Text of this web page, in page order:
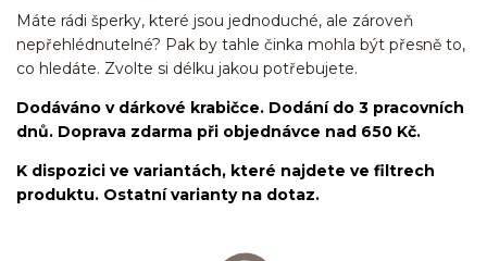
Máte rádi šperky, které jsou jednoduché, ale zároveň
nepřehlédnutelné? Pak by tahle činka mohla být přesně to,
co hledáte. Zvolte si délku jakou potřebujete.
Dodáváno v dárkové krabičce. Dodání do 3 pracovních
dnů. Doprava zdarma při objednávce nad 650 Kč.
K dispozici ve variantách, které najdete ve filtrech
produktu. Ostatní varianty na dotaz.